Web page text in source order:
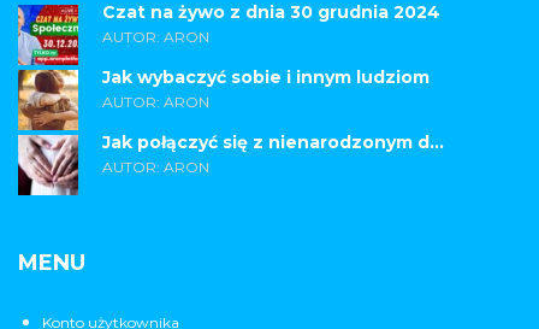
Czat na żywo z dnia 30 grudnia 2024
AUTOR: ARON
Jak wybaczyć sobie i innym ludziom
AUTOR: ARON
Jak połączyć się z nienarodzonym d...
AUTOR: ARON
MENU
Konto użytkownika